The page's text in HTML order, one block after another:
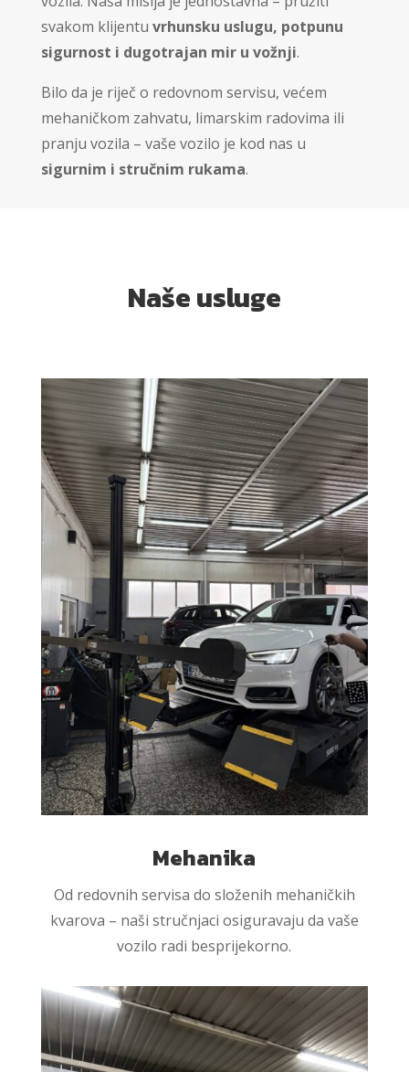
svakom klijentu vrhunsku uslugu, potpunu
sigurnost i dugotrajan mir u vožnji.
Bilo da je riječ o redovnom servisu, većem
mehaničkom zahvatu, limarskim radovima ili
pranju vozila – vaše vozilo je kod nas u
sigurnim i stručnim rukama.
Naše usluge
Mehanika
Od redovnih servisa do složenih mehaničkih
kvarova – naši stručnjaci osiguravaju da vaše
vozilo radi besprijekorno.